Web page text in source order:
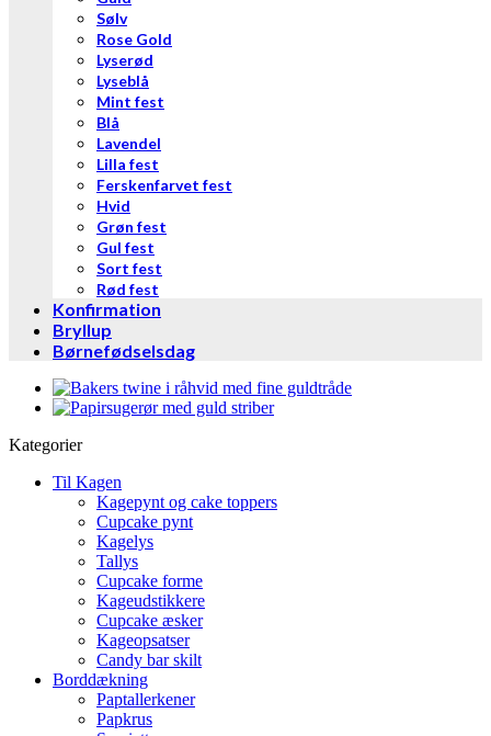
Sølv
Rose Gold
Lyserød
Lyseblå
Mint fest
Blå
Lavendel
Lilla fest
Ferskenfarvet fest
Hvid
Grøn fest
Gul fest
Sort fest
Rød fest
Konfirmation
Bryllup
Børnefødselsdag
Kategorier
Til Kagen
Kagepynt og cake toppers
Cupcake pynt
Kagelys
Tallys
Cupcake forme
Kageudstikkere
Cupcake æsker
Kageopsatser
Candy bar skilt
Borddækning
Paptallerkener
Papkrus